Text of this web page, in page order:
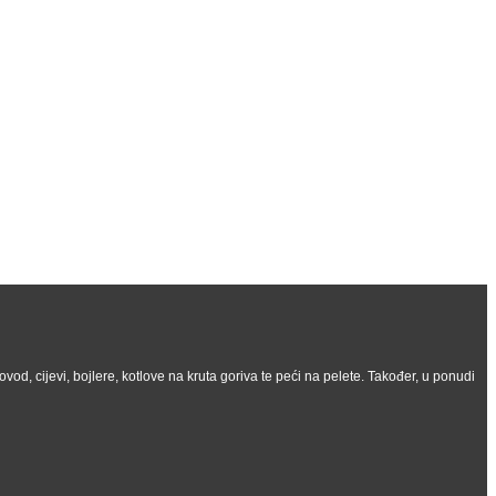
cijevi, bojlere, kotlove na kruta goriva te peći na pelete. Također, u ponudi